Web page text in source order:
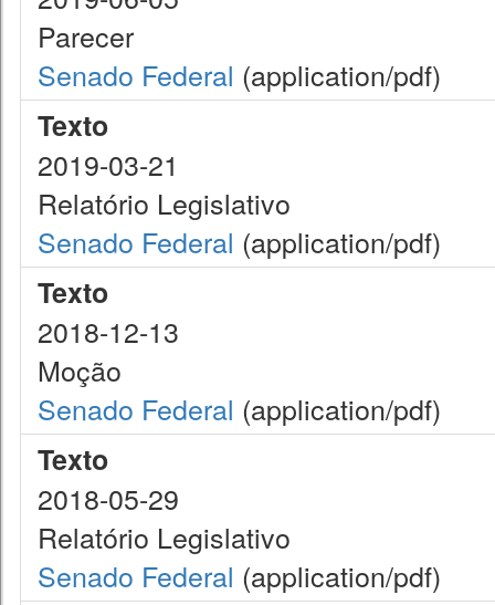
Parecer
Senado Federal (application/pdf)
Texto
2019-03-21
Relatório Legislativo
Senado Federal (application/pdf)
Texto
2018-12-13
Moção
Senado Federal (application/pdf)
Texto
2018-05-29
Relatório Legislativo
Senado Federal (application/pdf)